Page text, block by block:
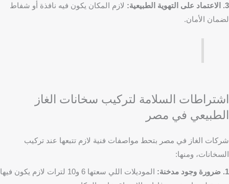
3. الاعتماد على التهوية الطبيعية:
لازم المكان يكون فيه نافذة أو شفاط
لضمان الأمان.
اشتراطات السلامة لتركيب سخانات الغاز
الطبيعي في مصر
شركات الغاز في مصر بتحط مواصفات فنية لازم تتبعها عند تركيب
السخانات، ومنها:
1. ضرورة وجود مدخنة:
الموديلات اللي سعتها 6 و10 لترات لازم يكون فيها